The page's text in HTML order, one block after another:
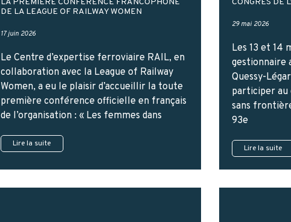
DE LA LEAGUE OF RAILWAY WOMEN
17 juin 2026
Le Centre d’expertise ferroviaire RAIL, en
collaboration avec la League of Railway
Women, a eu le plaisir d’accueillir la toute
première conférence officielle en français
de l’organisation : « Les femmes dans
Lire la suite
29 mai 2026
Les 13 et 14
gestionnaire
Quessy-
participer au
sans
93e
Lire la suite